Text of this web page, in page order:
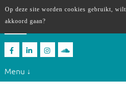
Menu ↓
Op deze site worden cookies gebruikt,
akkoord gaan?